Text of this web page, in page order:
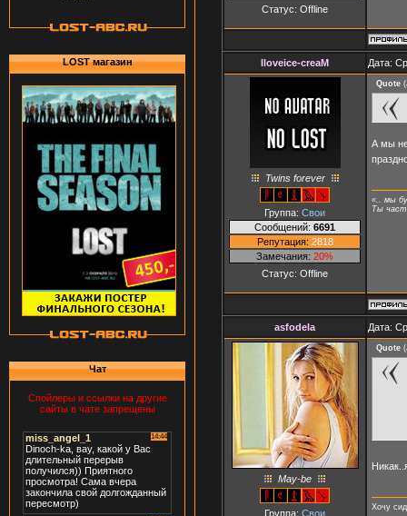
LOST магазин
Чат
Спойлеры и ссылки на другие
сайты в чате запрещены
Статус: Offline
Iloveice-creaM Дата:
Twins forever
Группа: Свои
Сообщений: 6691
Репутация: 2818
Замечания: 20%
Статус: Offline
Quote (
А мы не
«.. мы
Ты
asfodela Дата:
May-be
Группа: Свои
Quote (
Хочу